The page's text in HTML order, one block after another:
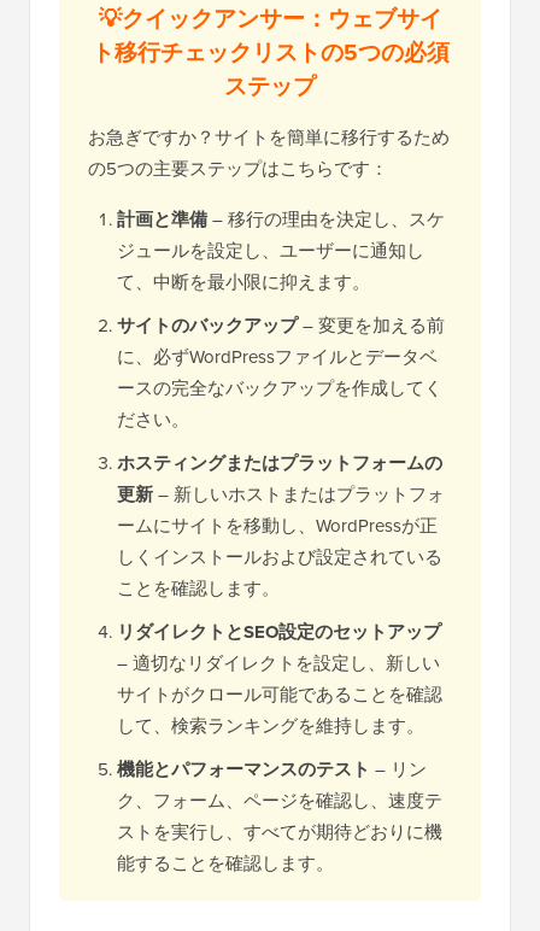
💡クイックアンサー：ウェブサイ
ト移行チェックリストの5つの必須
ステップ
お急ぎですか？サイトを簡単に移行するため
の5つの主要ステップはこちらです：
計画と準備– 移行の理由を決定し、スケ
ジュールを設定し、ユーザーに通知し
て、中断を最小限に抑えます。
サイトのバックアップ– 変更を加える前
に、必ずWordPressファイルとデータベ
ースの完全なバックアップを作成してく
ださい。
ホスティングまたはプラットフォームの
更新– 新しいホストまたはプラットフォ
ームにサイトを移動し、WordPressが正
しくインストールおよび設定されている
ことを確認します。
リダイレクトとSEO設定のセットアップ
– 適切なリダイレクトを設定し、新しい
サイトがクロール可能であることを確認
して、検索ランキングを維持します。
機能とパフォーマンスのテスト – リン
ク、フォーム、ページを確認し、速度テ
ストを実行し、すべてが期待どおりに機
能することを確認します。